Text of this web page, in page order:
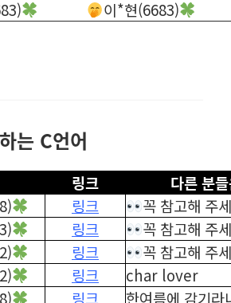
이*현(6683)
는 C언어
링크 다른 분
링크
꼭 참고해 주
링크
꼭 참고해 주
링크
꼭 참고해 주
링크
char lover
링크
한여름에 감기